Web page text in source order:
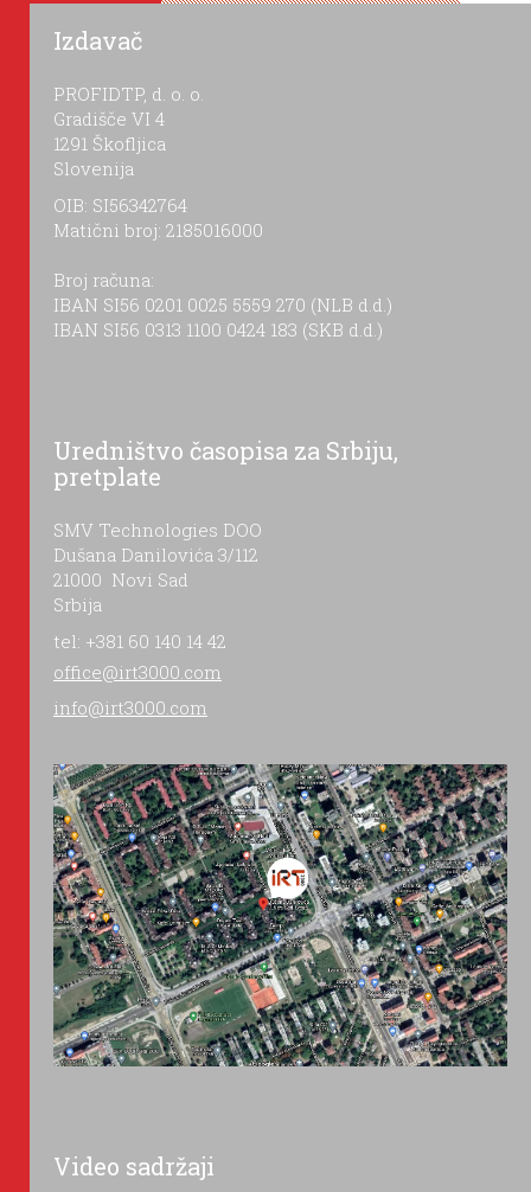
Izdavač
PROFIDTP, d. o. o.
Gradišče VI 4
1291 Škofljica
Slovenija
OIB: SI56342764
Matični broj: 2185016000
Broj računa:
IBAN SI56 0201 0025 5559 270 (NLB d.d.)
IBAN SI56 0313 1100 0424 183 (SKB d.d.)
Uredništvo časopisa za Srbiju,
pretplate
SMV Technologies DOO
Dušana Danilovića 3/112
21000 Novi Sad
Srbija
tel: +381 60 140 14 42
office@irt3000.com
info@irt3000.com
Video sadržaji